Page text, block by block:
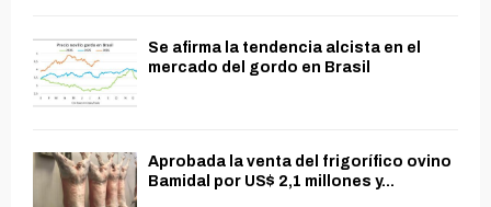
Se afirma la tendencia alcista en el
mercado del gordo en Brasil
Aprobada la venta del frigorífico ovino
Bamidal por US$ 2,1 millones y...